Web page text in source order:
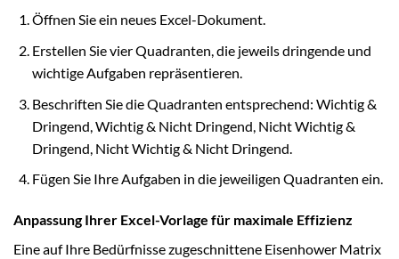
Öffnen Sie ein neues Excel-Dokument.
Erstellen Sie vier Quadranten, die jeweils dringende und
wichtige Aufgaben repräsentieren.
Beschriften Sie die Quadranten entsprechend: Wichtig &
Dringend, Wichtig & Nicht Dringend, Nicht Wichtig &
Dringend, Nicht Wichtig & Nicht Dringend.
Fügen Sie Ihre Aufgaben in die jeweiligen Quadranten ein.
Anpassung Ihrer Excel-Vorlage für maximale Effizienz
Eine auf Ihre Bedürfnisse zugeschnittene Eisenhower Matrix